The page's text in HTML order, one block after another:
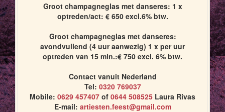
Groot champagneglas met danseres: 1 x
optreden/act: € 650 excl.6% btw.
Groot champagneglas met danseres:
avondvullend (4 uur aanwezig) 1 x per uur
optreden van 15 min.:€ 750 excl. 6% btw.
Contact vanuit Nederland
Tel: 0320 769037
Mobile: 0629 457407 of 0644 508525 Laura Rivas
E-mail: artiesten.feest@gmail.com